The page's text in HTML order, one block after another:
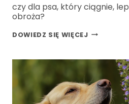
czy dla psa, który ciągnie,
obroża?
DOWIEDZ SIĘ WIĘCEJ